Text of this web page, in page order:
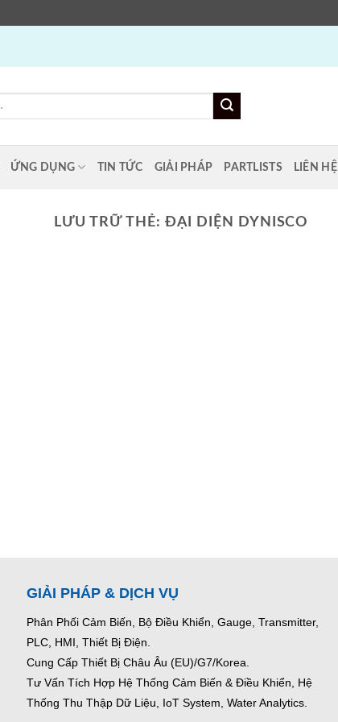
ỨNG DỤNG TIN TỨC GIẢI PHÁP PARTLISTS LIÊN HỆ
LƯU TRỮ THẺ: ĐẠI DIỆN DYNISCO
GIẢI PHÁP & DỊCH VỤ
Phân Phối Cảm Biến, Bộ Điều Khiển, Gauge, Transmitter,
PLC, HMI, Thiết Bị Điện.
Cung Cấp Thiết Bị Châu Âu (EU)/G7/Korea.
Tư Vấn Tích Hợp Hệ Thống Cảm Biến & Điều Khiển, Hệ
Thống Thu Thập Dữ Liệu, IoT System, Water Analytics.